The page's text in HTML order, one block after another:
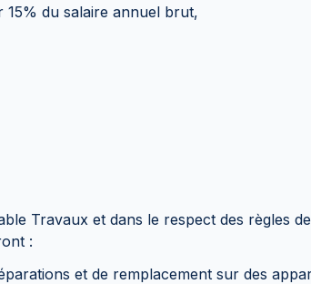
15% du salaire annuel brut,
Travaux et dans le respect des règles de
:
et de remplacement sur des